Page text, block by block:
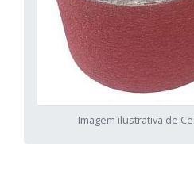
Imagem ilustrativa de